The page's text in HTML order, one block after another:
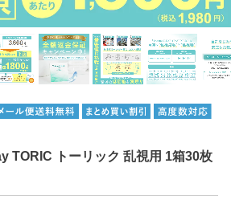
TORIC トーリック 乱視用 1箱30枚